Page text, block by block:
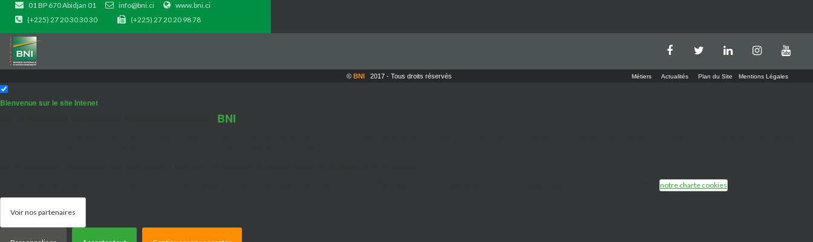
01 BP 670 Abidjan 01
info@bni.ci
www.bni.ci
(+225) 27 20 30 30 30
(+225) 27 20 20 98 78
© BNI2017 - Tous droits réservés Métiers Actualités Plan du Site Mentions Légales
Bienvenue sur le site Intenet
BNI
notre charte cookies
Voir nos partenaires